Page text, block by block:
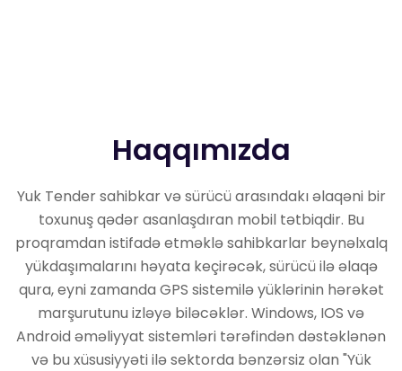
Haqqımızda
Yuk Tender sahibkar və sürücü arasındakı əlaqəni bir
toxunuş qədər asanlaşdıran mobil tətbiqdir. Bu
proqramdan istifadə etməklə sahibkarlar beynəlxalq
yükdaşımalarını həyata keçirəcək, sürücü ilə əlaqə
qura, eyni zamanda GPS sistemilə yüklərinin hərəkət
marşurutunu izləyə biləcəklər. Windows, IOS və
Android əməliyyat sistemləri tərəfindən dəstəklənən
və bu xüsusiyyəti ilə sektorda bənzərsiz olan "Yük